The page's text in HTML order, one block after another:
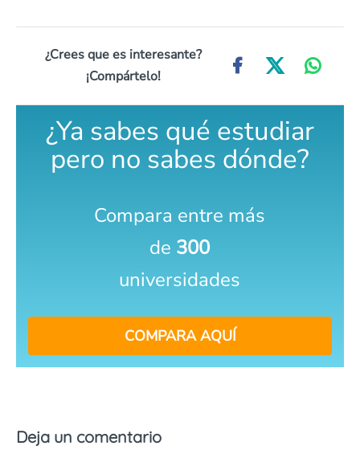
¿Crees que es interesante?
¡Compártelo!
¿Ya sabes qué estudiar
pero no sabes dónde?
Compara entre más
de 300
universidades
COMPARA AQUÍ
Deja un comentario